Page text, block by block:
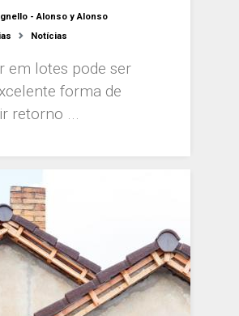
- Alonso y Alonso
Notícias
em lotes pode ser
forma de
retorno ...